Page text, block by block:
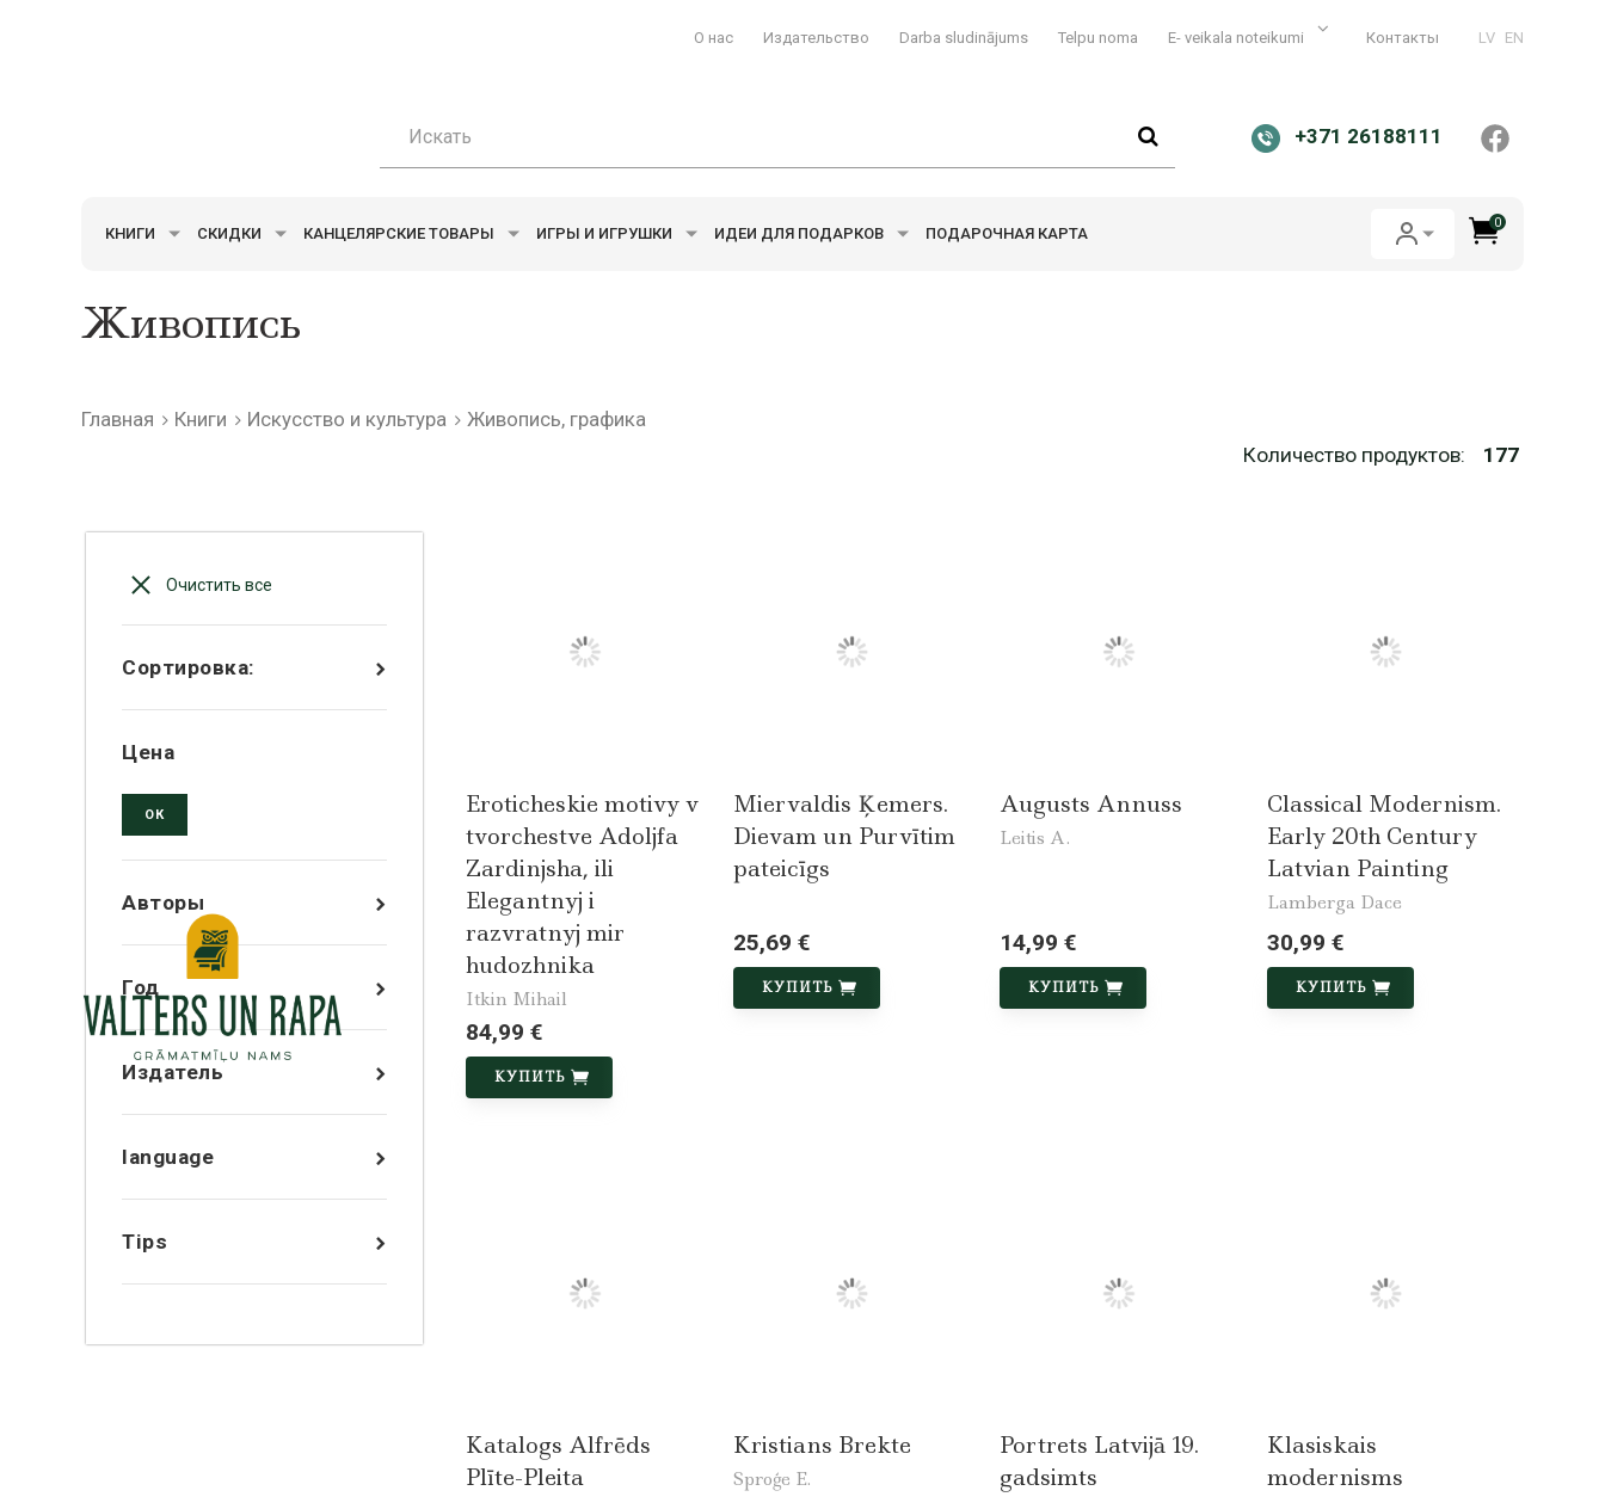
О нас Издательство Darba sludinājums Telpu noma E- veikala noteikumi Контакты LV EN
+371 26188111
КНИГИ СКИДКИ КАНЦЕЛЯРСКИЕ ТОВАРЫ ИГРЫ И ИГРУШКИ ИДЕИ ДЛЯ ПОДАРКОВ ПОДАРОЧНАЯ КАРТА
0
Живопись
Главная Книги Искусство и культура
Живопись, графика
Количество продуктов:
177
Очистить все
Сортировка:
Цена
ОК
Авторы
Год
Издатель
language
Tips
Eroticheskie motivy v
tvorchestve Adoljfa
Zardinjsha, ili
Elegantnyj i
razvratnyj mir
hudozhnika
Itkin Mihail
84,99 €
КУПИТЬ
Miervaldis Ķemers.
Dievam un Purvītim
pateicīgs
25,69 €
КУПИТЬ
Augusts Annuss
Leitis A.
14,99 €
КУПИТЬ
Classical Modernism.
Early 20th Century
Latvian Painting
Lamberga Dace
30,99 €
КУПИТЬ
Katalogs Alfrēds
Plīte-Pleita
Kristians Brekte
Sproģe E.
Portrets Latvijā 19.
gadsimts
Klasiskais
modernisms